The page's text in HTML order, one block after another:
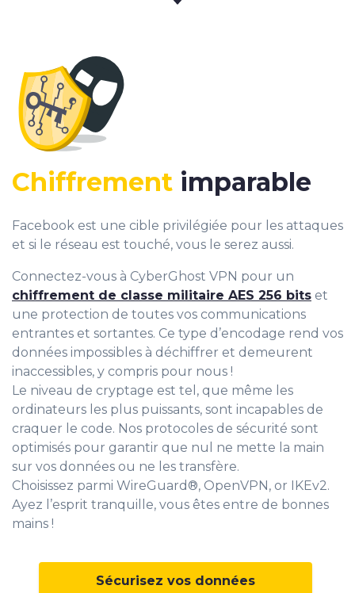
Chiffrement imparable
Facebook est une cible privilégiée pour les attaques
et si le réseau est touché, vous le serez aussi.
Connectez-vous à CyberGhost VPN pour un
chiffrement de classe militaire AES 256 bits et
une protection de toutes vos communications
entrantes et sortantes. Ce type d’encodage rend vos
données impossibles à déchiffrer et demeurent
inaccessibles, y compris pour nous !
Le niveau de cryptage est tel, que même les
ordinateurs les plus puissants, sont incapables de
craquer le code. Nos protocoles de sécurité sont
optimisés pour garantir que nul ne mette la main
sur vos données ou ne les transfère.
Choisissez parmi WireGuard®, OpenVPN, or IKEv2.
Ayez l’esprit tranquille, vous êtes entre de bonnes
mains !
Sécurisez vos données